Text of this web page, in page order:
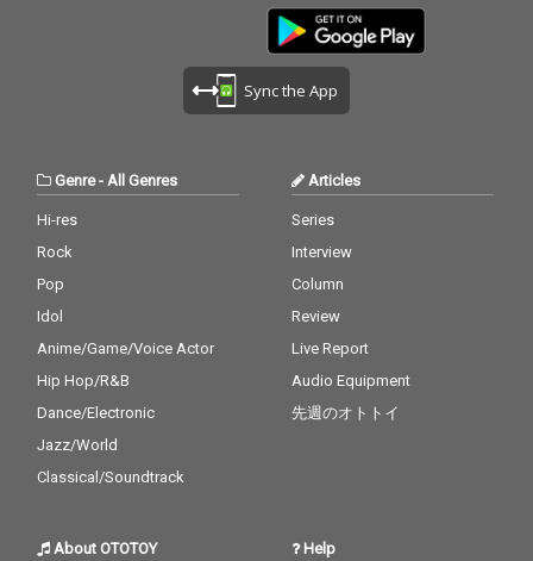
Sync the App
Genre- All Genres
Hi-res
Rock
Pop
Idol
Anime/Game/Voice Actor
Hip Hop/R&B
Dance/Electronic
Jazz/World
Classical/Soundtrack
Articles
Series
Interview
Column
Review
Live Report
Audio Equipment
先週のオトトイ
About OTOTOY Help